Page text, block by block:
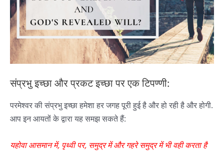
संप्रभु इच्छा और प्रकट इच्छा पर एक टिपण्णी:
परमेश्वर की संप्रभु इच्छा हमेशा हर जगह पूरी हुई है और हो रही है और होगी.
आप इन आयतों के द्वारा यह समझ सकते हैं:
यहोवा आसमान में, पृथ्वी पर, समुद्र में और गहरे समुद्र में भी वही करता है